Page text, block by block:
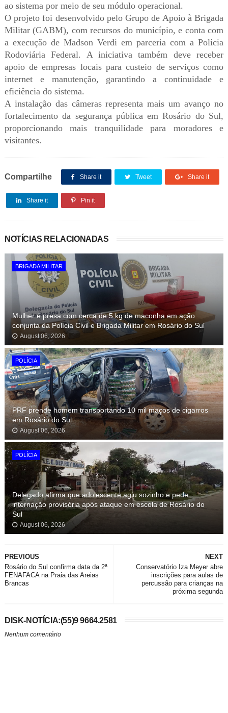
ao sistema por meio de seu módulo operacional.
O projeto foi desenvolvido pelo Grupo de Apoio à Brigada
Militar (GABM), com recursos do município, e conta com
a execução de Madson Verdi em parceria com a Polícia
Rodoviária Federal. A iniciativa também deve receber
apoio de empresas locais para custeio de serviços como
internet e manutenção, garantindo a continuidade e
eficiência do sistema.
A instalação das câmeras representa mais um avanço no
fortalecimento da segurança pública em Rosário do Sul,
proporcionando mais tranquilidade para moradores e
visitantes.
Compartilhe Share it Tweet Share it
Share it Pin it
NOTÍCIAS RELACIONADAS
BRIGADA MILITAR
Mulher é presa com cerca de 5 kg de maconha em ação
conjunta da Polícia Civil e Brigada Militar em Rosário do Sul
August 06, 2026
POLÍCIA
PRF prende homem transportando 10 mil maços de cigarros
em Rosário do Sul
August 06, 2026
POLÍCIA
Delegado afirma que adolescente agiu sozinho e pede
internação provisória após ataque em escola de Rosário do
Sul
August 06, 2026
NEXT
Conservatório Iza Meyer abre
inscrições para aulas de
percussão para crianças na
próxima segunda
PREVIOUS
Rosário do Sul confirma data da 2ª
FENAFACA na Praia das Areias
Brancas
DISK-NOTÍCIA:(55)9 9664.2581
Nenhum comentário